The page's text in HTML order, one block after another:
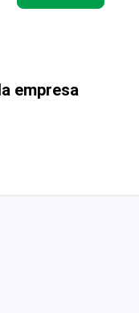
empresa